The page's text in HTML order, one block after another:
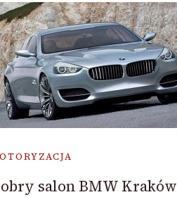
salon BMW Kraków